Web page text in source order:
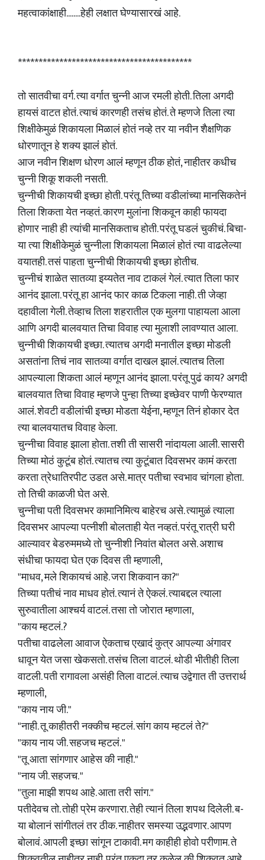
महत्वाकांक्षाही........हेही लक्षात घेण्यासारखं आहे.
******************************************
तो सातवीचा वर्ग. त्या वर्गात चुन्नी आज रमली होती. तिला अगदी
हायसं वाटत होतं. त्याचं कारणही तसंच होतं. ते म्हणजे तिला त्या
शिक्षीकेमुळं शिकायला मिळालं होतं नव्हे तर या नवीन शैक्षणिक
धोरणातून हे शक्य झालंं होतं.
आज नवीन शिक्षण धोरण आलं म्हणून ठीक होतं, नाहीतर कधीच
चुन्नी शिकू शकली नसती.
चुन्नीची शिकायची इच्छा होती. परंतू तिच्या वडीलांच्या मानसिकतेनं
तिला शिकता येत नव्हतं. कारण मुलांना शिकवून काही फायदा
होणार नाही ही त्यांची मानसिकताच होती. परंतू घडलं चुकीचं. बिचा-
या त्या शिक्षीकेमुळं चुन्नीला शिकायला मिळालं होतं त्या वाढलेल्या
वयातही. तसं पाहता चुन्नीची शिकायची इच्छा होतीच.
चुन्नीचं शाळेत सातव्या इय्यतेत नाव टाकलं गेलं. त्यात तिला फार
आनंद झाला. परंतू हा आनंद फार काळ टिकला नाही. ती जेव्हा
दहावीला गेली. तेव्हाच तिला शहरातील एक मुलगा पाहायला आला
आणि अगदी बालवयात तिचा विवाह त्या मुलाशी लावण्यात आला.
चुन्नीची शिकायची इच्छा. त्यातच अगदी मनातील इच्छा मोडली
असतांना तिचं नाव सातव्या वर्गात दाखल झालं. त्यातच तिला
आपल्याला शिकता आलं म्हणून आनंद झाला. परंतू पुढं काय? अगदी
बालवयात तिचा विवाह म्हणजे पुन्हा तिच्या इच्छेवर पाणी फेरण्यात
आलं. शेवटी वडीलांची इच्छा मोडता येईना, म्हणून तिनं होकार देत
त्या बालवयातच विवाह केला.
चुन्नीचा विवाह झाला होता. तशी ती सासरी नांदायला आली. सासरी
तिच्या मोठं कुटूंब होतं. त्यातच त्या कुटूंबात दिवसभर कामं करता
करता त्रेधातिरपीट उडत असे. मात्र पतीचा स्वभाव चांगला होता.
तो तिची काळजी घेत असे.
चुन्नीचा पती दिवसभर कामानिमित्य बाहेरच असे. त्यामुळं त्याला
दिवसभर आपल्या पत्नीशी बोलताही येत नव्हतं. परंतू रात्री घरी
आल्यावर बेडरुममध्ये तो चुन्नीशी निवांत बोलत असे. अशाच
संधीचा फायदा घेत एक दिवस ती म्हणाली,
"माधव, मले शिकायचं आहे. जरा शिकवान का?"
तिच्या पतीचं नाव माधव होतं. त्यानं ते ऐकलं. त्याबद्दल त्याला
सुरुवातीला आश्चर्य वाटलं. तसा तो जोरात म्हणाला,
"काय म्हटलं.?
पतीचा वाढलेला आवाज ऐकताच एखादं कुत्र आपल्या अंगावर
धावून येत जसा खेकसतो. तसंच तिला वाटलं. थोडी भीतीही तिला
वाटली. पती रागावला असंही तिला वाटलं. त्याच उद्वेगात ती उत्तरार्थ
म्हणाली,
"काय नाय जी."
"नाही. तू काहीतरी नक्कीच म्हटलं. सांग काय म्हटलं ते?"
"काय नाय जी. सहजच म्हटलं. "
"तू आता सांगणार आहेस की नाही."
"नाय जी. सहजच. "
"तुला माझी शपथ आहे. आता तरी सांग."
पतीदेवच तो. तोही प्रेम करणारा. तेही त्यानं तिला शपथ दिलेली. ब-
या बोलानं सांगीतलं तर ठीक. नाहीतर समस्या उद्भवणार. आपण
बोलावं. आपली इच्छा सांगून टाकावी. मग काहीही होवो परीणाम. ते